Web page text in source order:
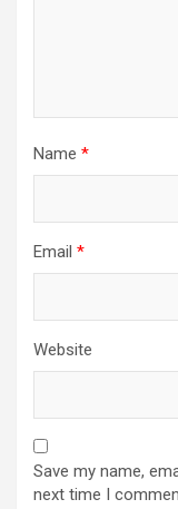
Name *
Email *
Website
Save my name,
next time I